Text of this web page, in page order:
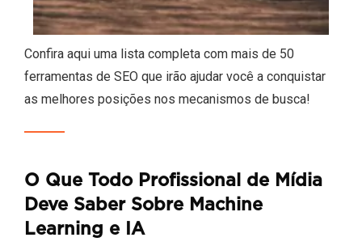
Confira aqui uma lista completa com mais de 50
ferramentas de SEO que irão ajudar você a conquistar
as melhores posições nos mecanismos de busca!
O Que Todo Profissional de Mídia
Deve Saber Sobre Machine
Learning e IA